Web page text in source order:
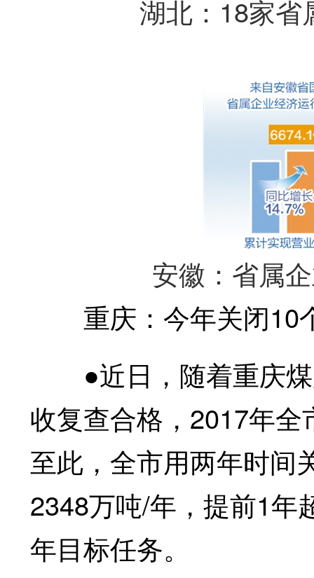
湖北：18家省
安徽：省属
重庆：今年关闭10
●近日，随着重庆煤
收复查合格，2017年
至此，全市用两年时间
2348万吨/年，提前1年
年目标任务。